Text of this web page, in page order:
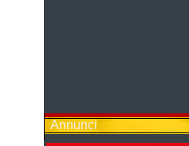
Annunci